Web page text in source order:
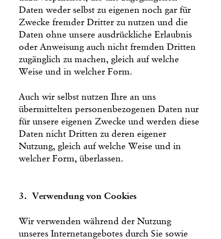
Daten weder selbst zu eigenen noch gar für
Zwecke fremder Dritter zu nutzen und die
Daten ohne unsere ausdrückliche Erlaubnis
oder Anweisung auch nicht fremden Dritten
zugänglich zu machen, gleich auf welche
Weise und in welcher Form.
Auch wir selbst nutzen Ihre an uns
übermittelten personenbezogenen Daten nur
für unsere eigenen Zwecke und werden diese
Daten nicht Dritten zu deren eigener
Nutzung, gleich auf welche Weise und in
welcher Form, überlassen.
3. Verwendung von Cookies
Wir verwenden während der Nutzung
unseres Internetangebotes durch Sie sowie